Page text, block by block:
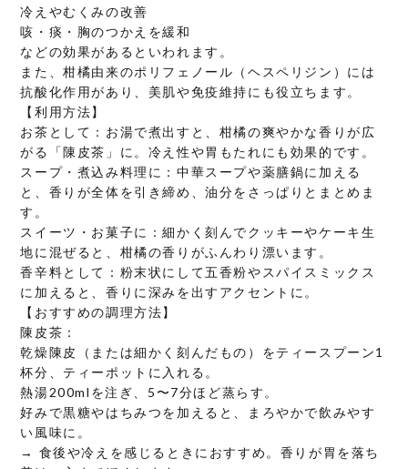
冷えやむくみの改善
咳・痰・胸のつかえを緩和
などの効果があるといわれます。
また、柑橘由来のポリフェノール（ヘスペリジン）には
抗酸化作用があり、美肌や免疫維持にも役立ちます。
【利用方法】
お茶として：お湯で煮出すと、柑橘の爽やかな香りが広
がる「陳皮茶」に。冷え性や胃もたれにも効果的です。
スープ・煮込み料理に：中華スープや薬膳鍋に加える
と、香りが全体を引き締め、油分をさっぱりとまとめま
す。
スイーツ・お菓子に：細かく刻んでクッキーやケーキ生
地に混ぜると、柑橘の香りがふんわり漂います。
香辛料として：粉末状にして五香粉やスパイスミックス
に加えると、香りに深みを出すアクセントに。
【おすすめの調理方法】
陳皮茶：
乾燥陳皮（または細かく刻んだもの）をティースプーン1
杯分、ティーポットに入れる。
熱湯200mlを注ぎ、5〜7分ほど蒸らす。
好みで黒糖やはちみつを加えると、まろやかで飲みやす
い風味に。
→ 食後や冷えを感じるときにおすすめ。香りが胃を落ち